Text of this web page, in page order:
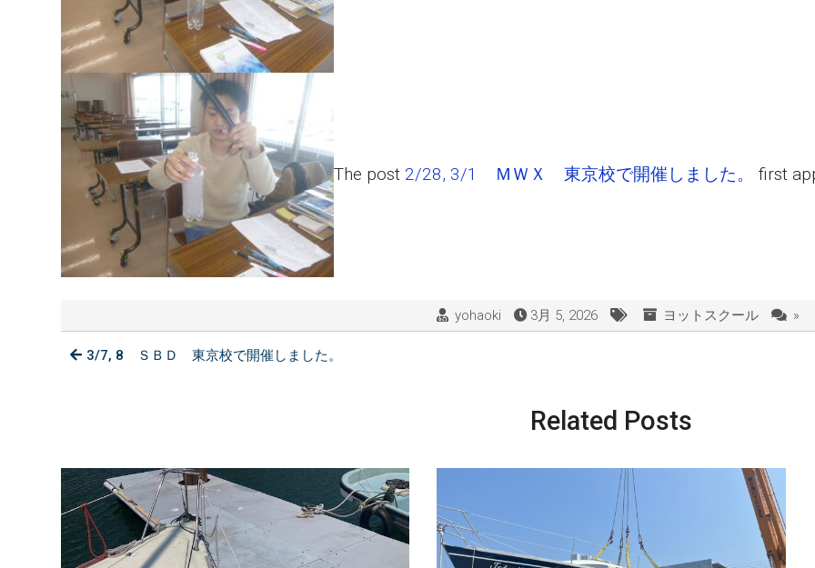
The post 2/28, 3/1 ＭＷＸ 東京校で開催しました。 first
yohaoki 3月 5, 2026 ヨットスクール »
3/7, 8 ＳＢＤ 東京校で開催しました。
Related Posts